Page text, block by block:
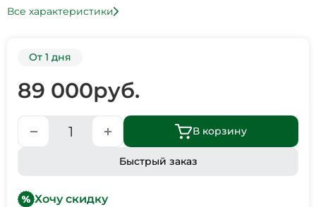
Все характеристики
От 1 дня
89 000руб.
В корзину
Быстрый заказ
Хочу скидку